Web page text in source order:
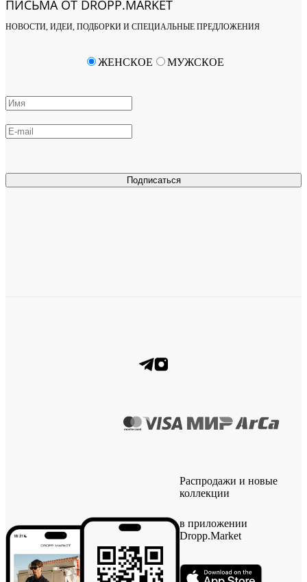
ПИСЬМА ОТ DROPP.MARKET
НОВОСТИ, ИДЕИ, ПОДБОРКИ И СПЕЦИАЛЬНЫЕ ПРЕДЛОЖЕНИЯ
Подписаться
ЖЕНСКОЕ МУЖСКОЕ
Распродажи и новые
коллекции
в приложении
Dropp.Market